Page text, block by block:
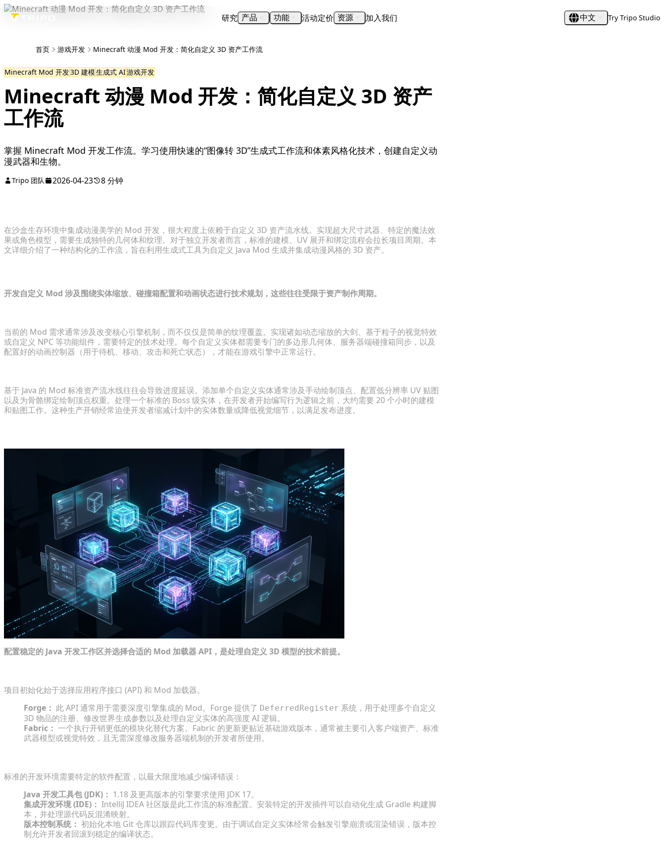
研究 产品 功能 活动定价 资源 加入我们 中文 Try Tripo Studio
首页 游戏开发 Minecraft 动漫 Mod 开发：简化自定义 3D 资产工作流
Minecraft Mod 开发3D 建模生成式 AI游戏开发
Minecraft 动漫 Mod 开发：简化自定义 3D 资产
工作流
掌握 Minecraft Mod 开发工作流。学习使用快速的“图像转 3D”生成式工作流和体素风格化技术，创建自定义动
漫武器和生物。
Tripo 团队 2026-04-23 8 分钟
在沙盒生存环境中集成动漫美学的 Mod 开发，很大程度上依赖于自定义 3D 资产流水线。实现超大尺寸武器、特定的魔法效
果或角色模型，需要生成独特的几何体和纹理。对于独立开发者而言，标准的建模、UV 展开和绑定流程会拉长项目周期。本
文详细介绍了一种结构化的工作流，旨在利用生成式工具为自定义 Java Mod 生成并集成动漫风格的 3D 资产。
开发自定义 Mod 涉及围绕实体缩放、碰撞箱配置和动画状态进行技术规划，这些往往受限于资产制作周期。
当前的 Mod 需求通常涉及改变核心引擎机制，而不仅仅是简单的纹理覆盖。实现诸如动态缩放的大剑、基于粒子的视觉特效
或自定义 NPC 等功能组件，需要特定的技术处理。每个自定义实体都需要专门的多边形几何体、服务器端碰撞箱同步，以及
配置好的动画控制器（用于待机、移动、攻击和死亡状态），才能在游戏引擎中正常运行。
基于 Java 的 Mod 标准资产流水线往往会导致进度延误。添加单个自定义实体通常涉及手动绘制顶点、配置低分辨率 UV 贴图
以及为骨骼绑定绘制顶点权重。处理一个标准的 Boss 级实体，在开发者开始编写行为逻辑之前，大约需要 20 个小时的建模
和贴图工作。这种生产开销经常迫使开发者缩减计划中的实体数量或降低视觉细节，以满足发布进度。
配置稳定的 Java 开发工作区并选择合适的 Mod 加载器 API，是处理自定义 3D 模型的技术前提。
项目初始化始于选择应用程序接口 (API) 和 Mod 加载器。
Forge： 此 API 通常用于需要深度引擎集成的 Mod。Forge 提供了 DeferredRegister 系统，用于处理多个自定义
3D 物品的注册、修改世界生成参数以及处理自定义实体的高强度 AI 逻辑。
Fabric： 一个执行开销更低的模块化替代方案。Fabric 的更新更贴近基础游戏版本，通常被主要引入客户端资产、标准
武器模型或视觉特效，且无需深度修改服务器端机制的开发者所使用。
标准的开发环境需要特定的软件配置，以最大限度地减少编译错误：
Java 开发工具包 (JDK)： 1.18 及更高版本的引擎要求使用 JDK 17。
集成开发环境 (IDE)： IntelliJ IDEA 社区版是此工作流的标准配置。安装特定的开发插件可以自动化生成 Gradle 构建脚
本，并处理源代码反混淆映射。
版本控制系统： 初始化本地 Git 仓库以跟踪代码库变更。由于调试自定义实体经常会触发引擎崩溃或渲染错误，版本控
制允许开发者回滚到稳定的编译状态。